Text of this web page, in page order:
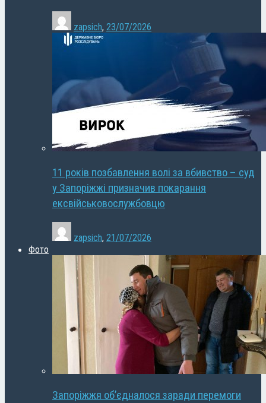
zapsich, 23/07/2026
11 років позбавлення волі за вбивство – суд
у Запоріжжі призначив покарання
ексвійськовослужбовцю
zapsich, 21/07/2026
Фото
Запоріжжя об’єдналося заради перемоги